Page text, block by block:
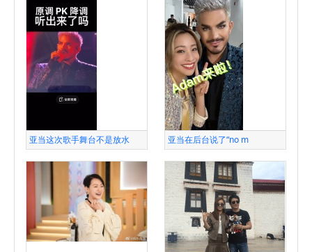
亚当这次歌手舞台不是放水 亚当在后台说了“no m